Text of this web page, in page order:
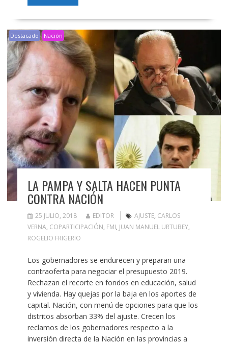
Destacado Nación
LA PAMPA Y SALTA HACEN PUNTA
CONTRA NACIÓN
25 JULIO, 2018 EDITOR AJUSTE, CARLOS
VERNA, COPARTICIPACIÓN, FMI, JUAN MANUEL URTUBEY,
ROGELIO FRIGERIO
Los gobernadores se endurecen y preparan una
contraoferta para negociar el presupuesto 2019.
Rechazan el recorte en fondos en educación, salud
y vivienda. Hay quejas por la baja en los aportes de
capital. Nación, con menú de opciones para que los
distritos absorban 33% del ajuste. Crecen los
reclamos de los gobernadores respecto a la
inversión directa de la Nación en las provincias a